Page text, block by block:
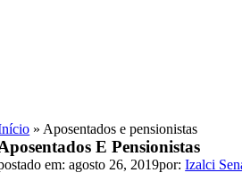
» Aposentados e pensionistas
E Pensionistas
em: agosto 26, 2019por:Izalci